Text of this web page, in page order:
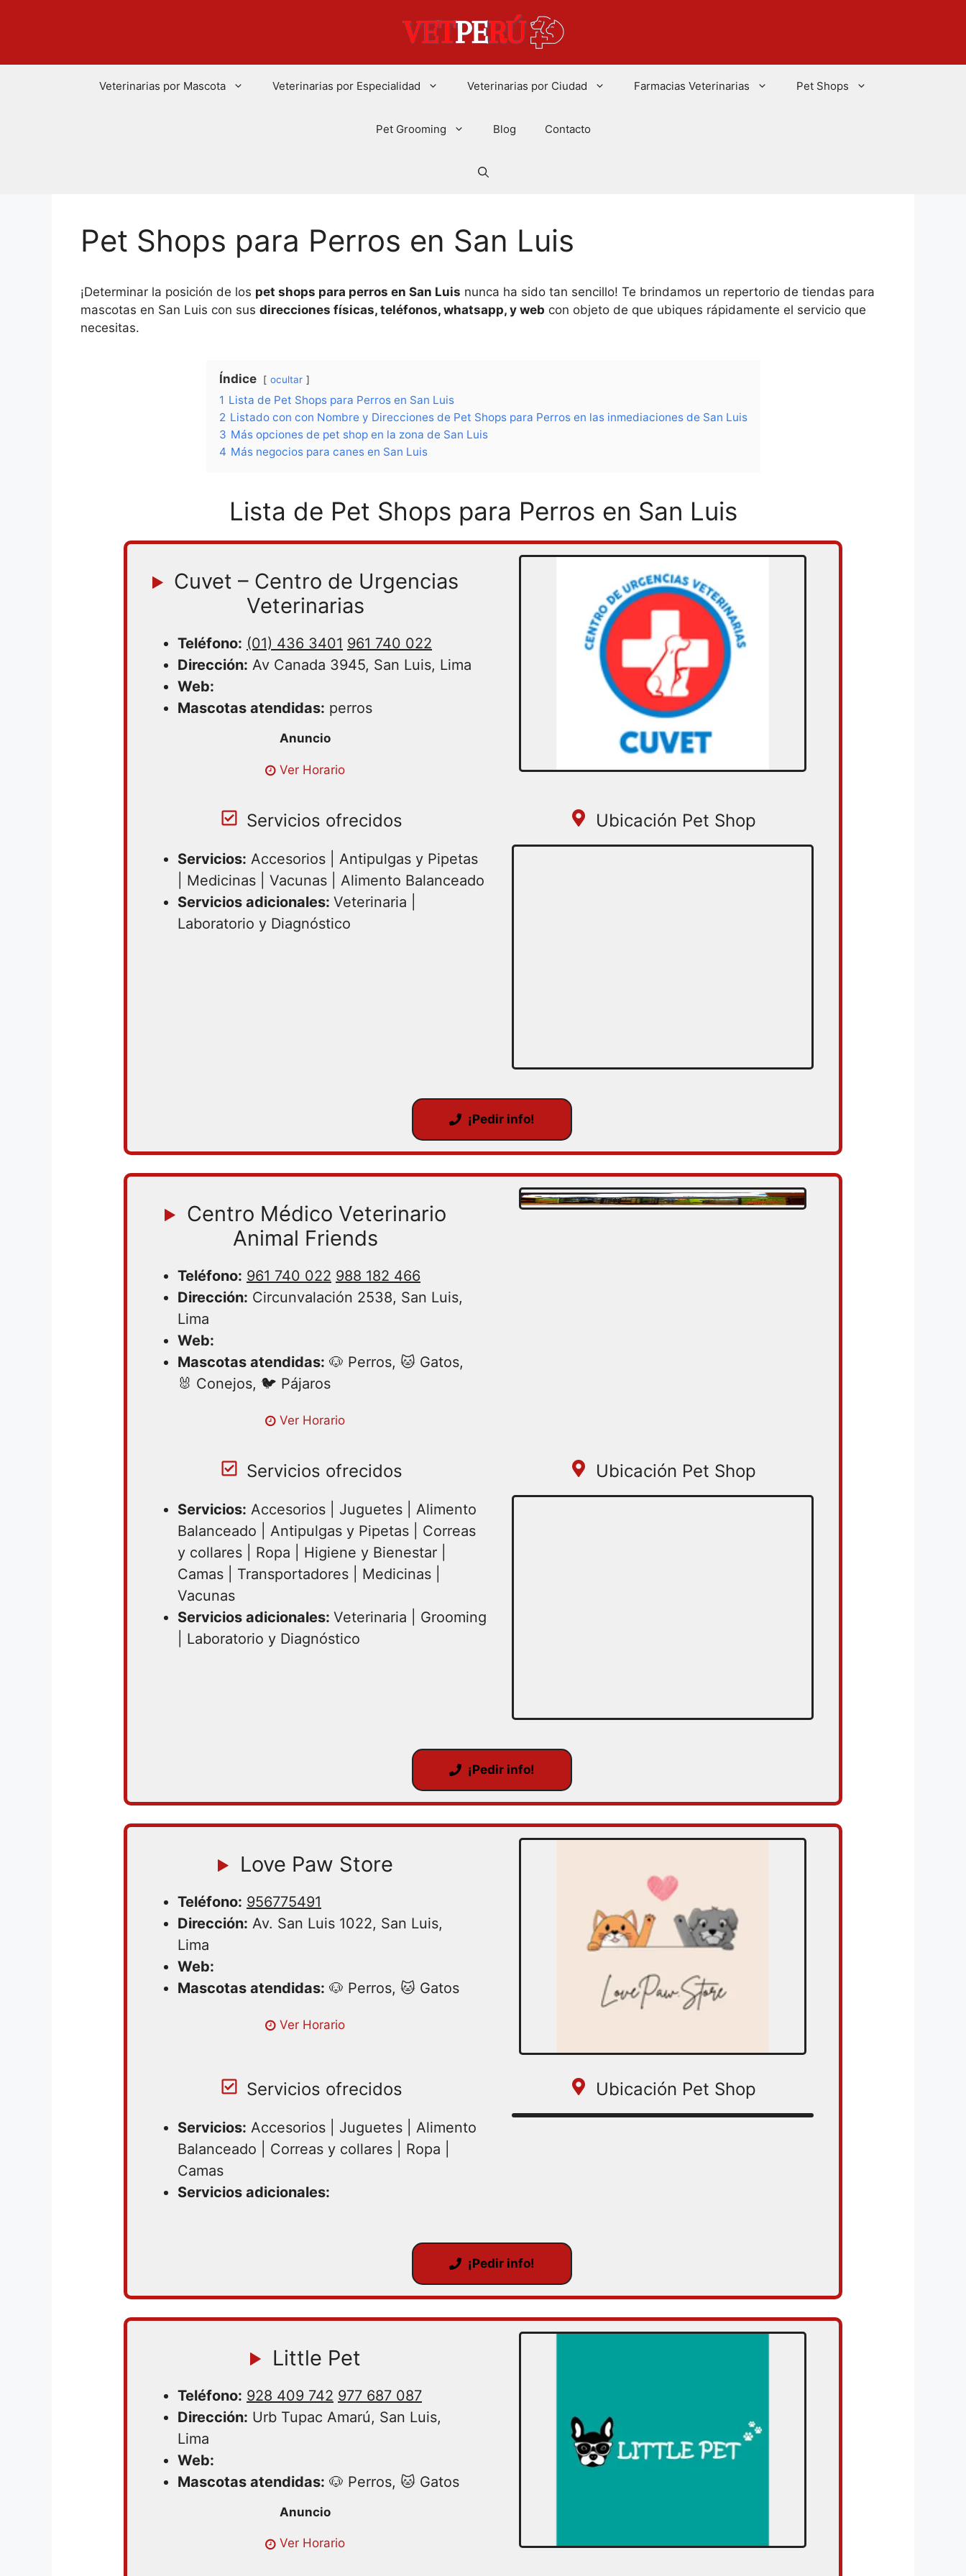
Veterinarias por Mascota Veterinarias por Especialidad Veterinarias por Ciudad Farmacias Veterinarias Pet Shops
Pet Grooming Blog Contacto
Pet Shops para Perros en San Luis
¡Determinar la posición de los pet shops para perros en San Luis nunca ha sido tan sencillo! Te brindamos un repertorio de tiendas para
mascotas en San Luis con sus direcciones físicas, teléfonos, whatsapp, y web con objeto de que ubiques rápidamente el servicio que
necesitas.
Índice ocultar
1 Lista de Pet Shops para Perros en San Luis
2 Listado con con Nombre y Direcciones de Pet Shops para Perros en las inmediaciones de San Luis
3 Más opciones de pet shop en la zona de San Luis
4 Más negocios para canes en San Luis
Lista de Pet Shops para Perros en San Luis
Cuvet – Centro de Urgencias
Veterinarias
Teléfono: (01) 436 3401 961 740 022
Dirección: Av Canada 3945, San Luis, Lima
Web:
Mascotas atendidas: perros
Ver Horario
Servicios ofrecidos
Servicios: Accesorios | Antipulgas y Pipetas
| Medicinas | Vacunas | Alimento Balanceado
Servicios adicionales: Veterinaria |
Laboratorio y Diagnóstico
Ubicación Pet Shop
¡Pedir info!
Centro Médico Veterinario
Animal Friends
Teléfono: 961 740 022 988 182 466
Dirección: Circunvalación 2538, San Luis,
Lima
Web:
Mascotas atendidas: 🐶 Perros, 🐱 Gatos,
🐰 Conejos, 🐦 Pájaros
Lunes 08:00 – 21:00 | Martes 08:00 – 21:00 | Miercoles
Ver Horario
Servicios ofrecidos
Servicios: Accesorios | Juguetes | Alimento
Balanceado | Antipulgas y Pipetas | Correas
y collares | Ropa | Higiene y Bienestar |
Camas | Transportadores | Medicinas |
Vacunas
Servicios adicionales: Veterinaria | Grooming
| Laboratorio y Diagnóstico
Ubicación Pet Shop
¡Pedir info!
Love Paw Store
Teléfono: 956775491
Dirección: Av. San Luis 1022, San Luis,
Lima
Web:
Mascotas atendidas: 🐶 Perros, 🐱 Gatos
Lunes 08:00 – 22:00 | Martes 08:00 – 22:00 | Miercoles
Ver Horario
Servicios ofrecidos
Servicios: Accesorios | Juguetes | Alimento
Balanceado | Correas y collares | Ropa |
Camas
Servicios adicionales:
Ubicación Pet Shop
¡Pedir info!
Little Pet
Teléfono: 928 409 742 977 687 087
Dirección: Urb Tupac Amarú, San Luis,
Lima
Web:
Mascotas atendidas: 🐶 Perros, 🐱 Gatos
Ver Horario